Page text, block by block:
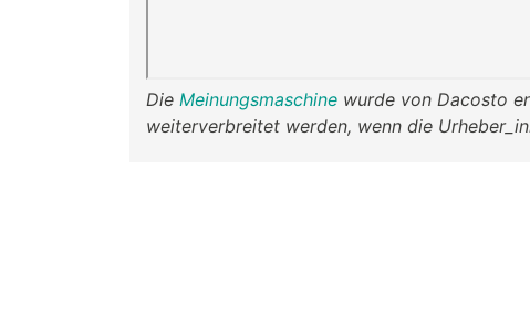
Die Meinungsmaschine wurde von Dacosto
weiterverbreitet werden, wenn die